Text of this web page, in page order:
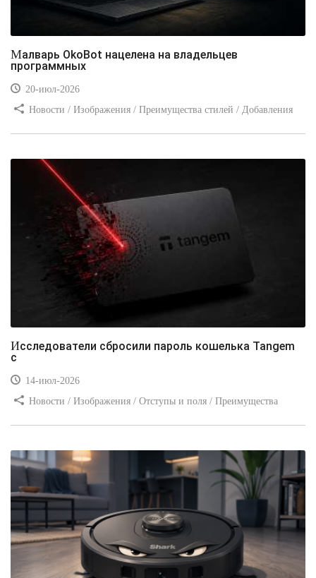
Малварь OkoBot нацелена на владельцев
программных
20-июл-2026
Новости / Изображения / Преимущества стилей / Добавления
Исследователи сбросили пароль кошелька Tangem
с
14-июл-2026
Новости / Изображения / Отступы и поля / Преимущества